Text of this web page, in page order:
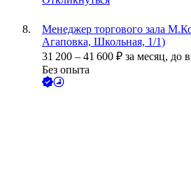
Менеджер торгового зала
Агаповка, Школьная, 1/1)
31 200 – 41 600 ₽ за месяц, до
Без опыта